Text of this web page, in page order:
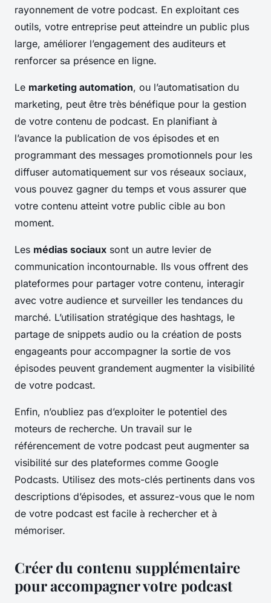
rayonnement de votre podcast. En exploitant ces
outils, votre entreprise peut atteindre un public plus
large, améliorer l’engagement des auditeurs et
renforcer sa présence en ligne.
Le marketing automation, ou l’automatisation du
marketing, peut être très bénéfique pour la gestion
de votre contenu de podcast. En planifiant à
l’avance la publication de vos épisodes et en
programmant des messages promotionnels pour les
diffuser automatiquement sur vos réseaux sociaux,
vous pouvez gagner du temps et vous assurer que
votre contenu atteint votre public cible au bon
moment.
Les médias sociaux sont un autre levier de
communication incontournable. Ils vous offrent des
plateformes pour partager votre contenu, interagir
avec votre audience et surveiller les tendances du
marché. L’utilisation stratégique des hashtags, le
partage de snippets audio ou la création de posts
engageants pour accompagner la sortie de vos
épisodes peuvent grandement augmenter la visibilité
de votre podcast.
Enfin, n’oubliez pas d’exploiter le potentiel des
moteurs de recherche. Un travail sur le
référencement de votre podcast peut augmenter sa
visibilité sur des plateformes comme Google
Podcasts. Utilisez des mots-clés pertinents dans vos
descriptions d’épisodes, et assurez-vous que le nom
de votre podcast est facile à rechercher et à
mémoriser.
Créer du contenu supplémentaire
pour accompagner votre podcast